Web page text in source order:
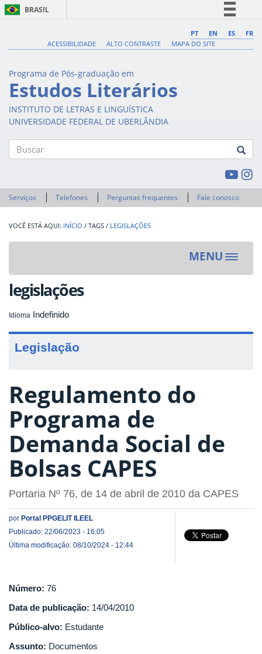
BRASIL
Comunica BR
Acesso à informação
Legislação
PT EN ES
FR
ACESSIBILIDADE
ALTO CONTRASTE MAPA DO SITE
Programa de Pós-graduação em
Estudos Literários
INSTITUTO DE LETRAS E LINGUÍSTICA
UNIVERSIDADE FEDERAL DE UBERLÂNDIA
Serviços Telefones Perguntas frequentes Fale conosco
INÍCIO / TAGS / LEGISLAÇÕES
MENU
Toggle
legislações
Idioma Indefinido
Legislação
Regulamento do
Programa de
Demanda Social de
Bolsas CAPES
Portaria Nº 76, de 14 de abril de 2010 da CAPES
por Portal PPGELIT ILEEL
Publicado: 22/06/2023 - 16:05
Última modificação: 08/10/2024 - 12:44
Número: 76
Data de publicação: 14/04/2010
Público-alvo: Estudante
Assunto: Documentos